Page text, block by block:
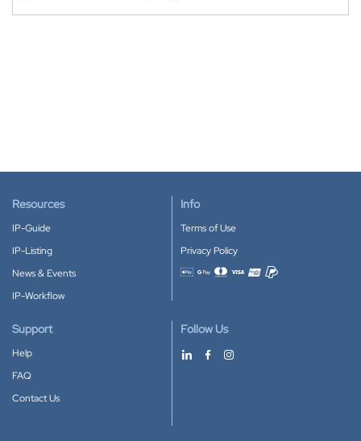
Resources
IP-Guide
IP-Listing
News & Events
IP-Workflow
Info
Terms of Use
Privacy Policy
Accepted payment methods
Support
Help
FAQ
Contact Us
Follow Us